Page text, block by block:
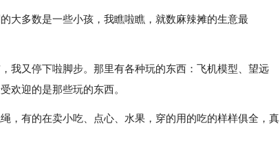
大多数是一些小孩，我瞧啦瞧，就数麻辣摊的生意最
我又停下啦脚步。那里有各种玩的东西：飞机模型、望远
迎的是那些玩的东西。
，有的在卖小吃、点心、水果，穿的用的吃的样样俱全，真